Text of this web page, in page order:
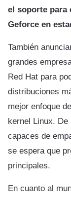
el soporte para
Geforce en
También
grandes
Red Hat para
distribuciones
mejor enfoque
kernel Linux.
capaces de
se espera que
principales.
En cuanto al